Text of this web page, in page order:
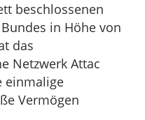
beschlossenen
in Höhe von
das
Netzwerk Attac
einmalige
Vermögen